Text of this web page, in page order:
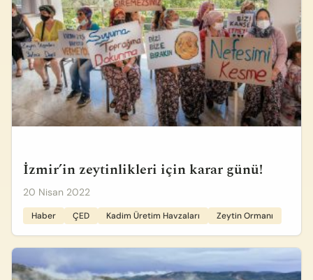
İzmir’in zeytinlikleri için karar günü!
20 Nisan 2022
Haber ÇED Kadim Üretim Havzaları Zeytin Ormanı